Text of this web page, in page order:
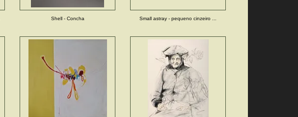
Shell - Concha Small astray - pequeno cinzeiro ...